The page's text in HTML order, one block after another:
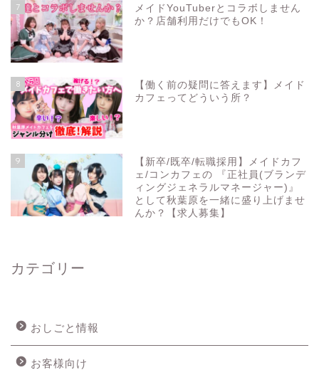
7
メイドYouTuberとコラボしません
か？店舗利用だけでもOK！
8
【働く前の疑問に答えます】メイド
カフェってどういう所？
9
【新卒/既卒/転職採用】メイドカフ
ェ/コンカフェの 『正社員(ブランデ
ィングジェネラルマネージャー)』
として秋葉原を一緒に盛り上げませ
んか？【求人募集】
カテゴリー
おしごと情報
お客様向け